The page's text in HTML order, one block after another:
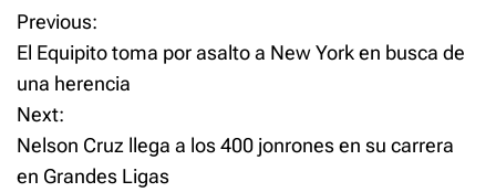
P
o
s
t
Previous:
El Equipito toma por asalto a New York en busca de
una herencia
Next:
Nelson Cruz llega a los 400 jonrones en su carrera
en Grandes Ligas